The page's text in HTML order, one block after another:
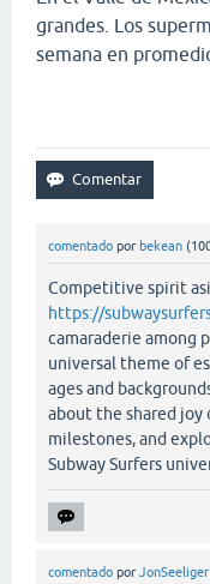
grandes. Los
semana en
comentado por bekean (
Competitive spirit
https://
camaraderie among
universal theme of
ages and
about the shared joy
milestones, and
Subway Surfers
comentado por JonSeeliger